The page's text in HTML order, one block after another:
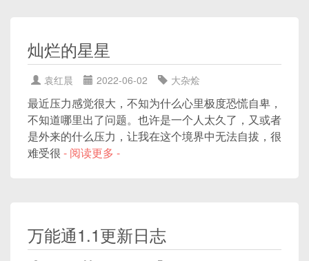
灿烂的星星
袁红晨 2022-06-02 大杂烩
最近压力感觉很大，不知为什么心里极度恐慌自卑，
不知道哪里出了问题。 ​也许是一个人太久了，又或者
是外来的什么压力，让我在这个境界中无法自拔，很
难受很 - 阅读更多 -
万能通1.1更新日志